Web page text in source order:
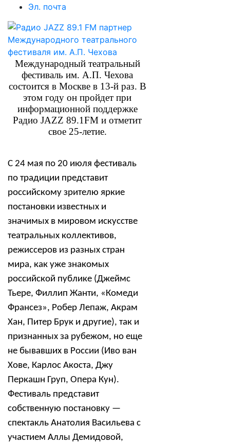
Эл. почта
Международный театральный
фестиваль им. А.П. Чехова
состоится в Москве в 13-й раз. В
этом году он пройдет при
информационной поддержке
Радио JAZZ 89.1FM и отметит
свое 25-летие.
C 24 мая по 20 июля фестиваль
по традиции представит
российскому зрителю яркие
постановки известных и
значимых в мировом искусстве
театральных коллективов,
режиссеров из разных стран
мира, как уже знакомых
российской публике (Джеймс
Тьере, Филлип Жанти, «Комеди
Франсез», Робер Лепаж, Акрам
Хан, Питер Брук и другие), так и
признанных за рубежом, но еще
не бывавших в России (Иво ван
Хове, Карлос Акоста, Джу
Перкашн Груп, Опера Кун).
Фестиваль представит
собственную постановку —
спектакль Анатолия Васильева с
участием Аллы Демидовой,